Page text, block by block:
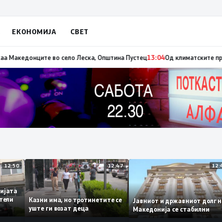
ЕКОНОМИЈА СВЕТ
на пожарот во Сопиште13:06Летна Света Петка, заштитничка на
12:50 12:47
Казни има, но тротинетите се
уште ги возат деца
Јавниот и државниот
Македонија се стабилни